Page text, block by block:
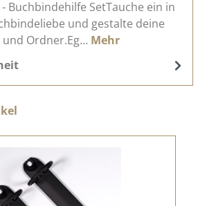
Buchbindehilfe SetTauche ein in
und gestalte deine
Ordner.Eg… Mehr